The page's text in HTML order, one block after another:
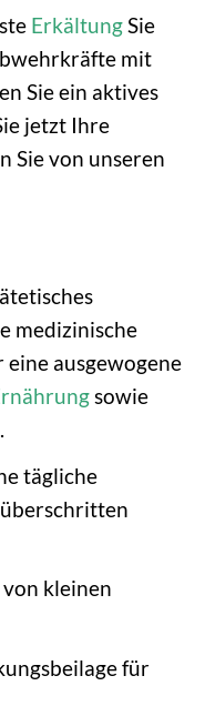
ErkältungSie
mit
Sie ein aktives
jetzt Ihre
Sie von unseren
medizinische
eine ausgewogene
sowie
tägliche
kleinen
für